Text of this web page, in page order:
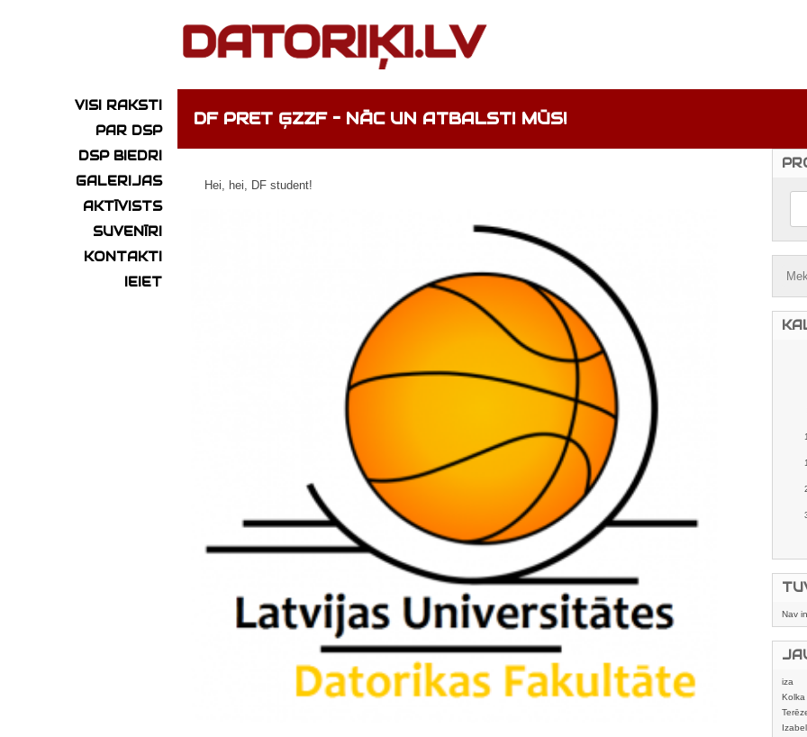
VISI RAKSTI
PAR DSP
DSP BIEDRI
GALERIJAS
AKTĪVISTS
SUVENĪRI
KONTAKTI
IEIET
DF PRET ĢZZF – NĀC UN ATBALSTI MŪS!
Hei, hei, DF student!
Nav
iza
Kolka